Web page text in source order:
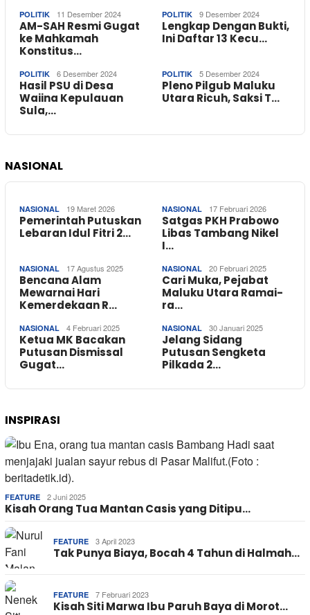
POLITIK 11 Desember 2024
AM-SAH Resmi Gugat
ke Mahkamah
Konstitus…
POLITIK 9 Desember 2024
Lengkap Dengan Bukti,
Ini Daftar 13 Kecu…
POLITIK 6 Desember 2024
Hasil PSU di Desa
Waiina Kepulauan
Sula,…
POLITIK 5 Desember 2024
Pleno Pilgub Maluku
Utara Ricuh, Saksi T…
NASIONAL
NASIONAL 19 Maret 2026
Pemerintah Putuskan
Lebaran Idul Fitri 2…
NASIONAL 17 Februari 2026
Satgas PKH Prabowo
Libas Tambang Nikel
I…
NASIONAL 17 Agustus 2025
Bencana Alam
Mewarnai Hari
Kemerdekaan R…
NASIONAL 20 Februari 2025
Cari Muka, Pejabat
Maluku Utara Ramai-
ra…
NASIONAL 4 Februari 2025
Ketua MK Bacakan
Putusan Dismissal
Gugat…
NASIONAL 30 Januari 2025
Jelang Sidang
Putusan Sengketa
Pilkada 2…
INSPIRASI
FEATURE 2 Juni 2025
Kisah Orang Tua Mantan Casis yang Ditipu…
FEATURE 3 April 2023
Tak Punya Biaya, Bocah 4 Tahun di Halmah…
FEATURE 7 Februari 2023
Kisah Siti Marwa Ibu Paruh Baya di Morot…